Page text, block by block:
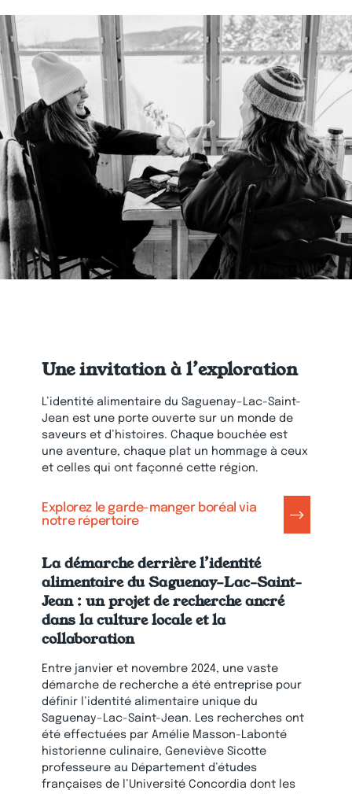
Une invitation à l’exploration
L’identité alimentaire du Saguenay–Lac-Saint-
Jean est une porte ouverte sur un monde de
saveurs et d’histoires. Chaque bouchée est
une aventure, chaque plat un hommage à ceux
et celles qui ont façonné cette région.
Explorez le garde-manger boréal via
notre répertoire
La démarche derrière l’identité
alimentaire du Saguenay–Lac-Saint-
Jean : un projet de recherche ancré
dans la culture locale et la
collaboration
Entre janvier et novembre 2024, une vaste
démarche de recherche a été entreprise pour
définir l’identité alimentaire unique du
Saguenay–Lac-Saint-Jean. Les recherches ont
été effectuées par Amélie Masson-Labonté
historienne culinaire, Geneviève Sicotte
professeure au Département d’études
françaises de l’Université Concordia dont les